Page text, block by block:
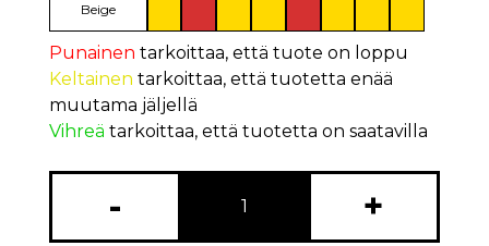
Beige
Punainen tarkoittaa, että tuote on loppu
Keltainen tarkoittaa, että tuotetta enää
muutama jäljellä
Vihreä tarkoittaa, että tuotetta on saatavilla
- +